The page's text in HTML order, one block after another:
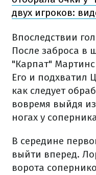
двух игроков:
Впоследствии
После заброса
"Карпат"
Его и подхватил
как следует
вовремя выйдя
ногах у
В середине
выйти вперед.
ворота